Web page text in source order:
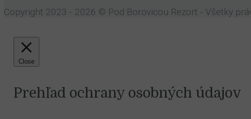
Copyright 2023 - 2026 © Pod Borovicou Rezort - Všetky
Close
Prehľad ochrany osobných údajov